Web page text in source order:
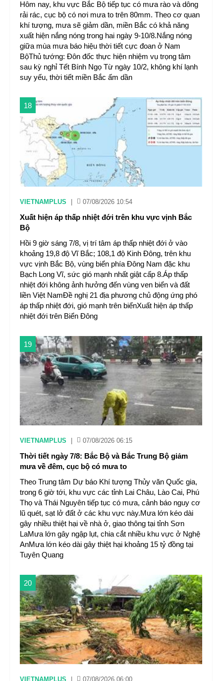
Hôm nay, khu vực Bắc Bộ tiếp tục có mưa rào và dông
rải rác, cục bộ có nơi mưa to trên 80mm. Theo cơ quan
khí tượng, mưa sẽ giảm dần, miền Bắc có khả năng
xuất hiện nắng nóng trong hai ngày 9-10/8.Nắng nóng
giữa mùa mưa báo hiệu thời tiết cực đoan ở Nam
BộThủ tướng: Đôn đốc thực hiện nhiệm vụ trọng tâm
sau kỳ nghỉ Tết Bính Ngọ Từ ngày 10/2, không khí lạnh
suy yếu, thời tiết miền Bắc ấm dần
18
VIETNAMPLUS 07/08/2026 10:54
Xuất hiện áp thấp nhiệt đới trên khu vực vịnh Bắc
Bộ
Hồi 9 giờ sáng 7/8, vị trí tâm áp thấp nhiệt đới ở vào
khoảng 19,8 độ Vĩ Bắc; 108,1 độ Kinh Đông, trên khu
vực vịnh Bắc Bộ, vùng biển phía Đông Nam đặc khu
Bạch Long Vĩ, sức gió mạnh nhất giật cấp 8.Áp thấp
nhiệt đới không ảnh hưởng đến vùng ven biển và đất
liền Việt NamĐề nghị 21 địa phương chủ động ứng phó
áp thấp nhiệt đới, gió mạnh trên biểnXuất hiện áp thấp
nhiệt đới trên Biển Đông
19
VIETNAMPLUS 07/08/2026 06:15
Thời tiết ngày 7/8: Bắc Bộ và Bắc Trung Bộ giảm
mưa về đêm, cục bộ có mưa to
Theo Trung tâm Dự báo Khí tượng Thủy văn Quốc gia,
trong 6 giờ tới, khu vực các tỉnh Lai Châu, Lào Cai, Phú
Thọ và Thái Nguyên tiếp tục có mưa, cảnh báo nguy cơ
lũ quét, sạt lở đất ở các khu vực này.Mưa lớn kéo dài
gây nhiều thiệt hại về nhà ở, giao thông tại tỉnh Sơn
LaMưa lớn gây ngập lụt, chia cắt nhiều khu vực ở Nghệ
AnMưa lớn kéo dài gây thiệt hại khoảng 15 tỷ đồng tại
Tuyên Quang
20
VIETNAMPLUS 07/08/2026 06:00